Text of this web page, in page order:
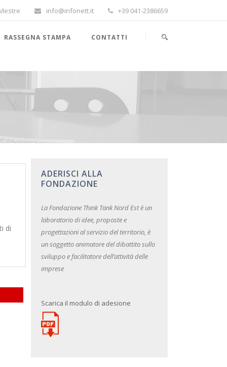
info@infonett.it +39 041-2386659
RASSEGNA STAMPA CONTATTI
di
ADERISCI ALLA
FONDAZIONE
La Fondazione Think Tank Nord Est è un
laboratorio di idee, proposte e
progettazioni al servizio del territorio, è
un soggetto animatore del dibattito sullo
sviluppo e facilitatore dell’attività delle
imprese
Scarica il modulo di adesione